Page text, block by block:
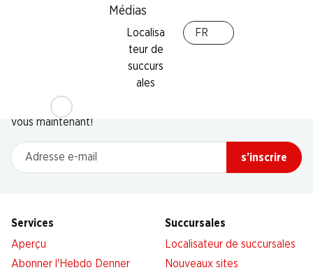
Médias
Localisa
teur de
succurs
ales
FR
Restez au courant grâce à la newsletter Denner. Inscrivez-
vous maintenant!
Adresse e-mail
s’inscrire
Services
Aperçu
Abonner l'Hebdo Denner
Succursales
Localisateur de succursales
Nouveaux sites